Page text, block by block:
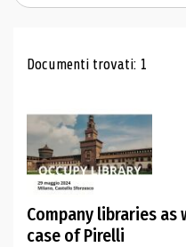
Risultati di
Documenti trovati: 1
Company libraries
case of Pirelli